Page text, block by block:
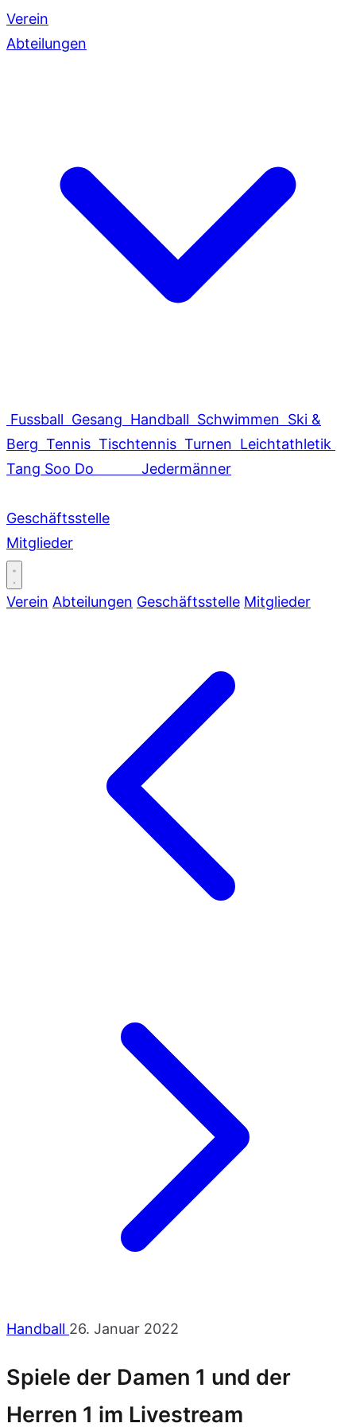
Verein
Abteilungen
Fussball Gesang Handball Schwimmen Ski &
Berg Tennis Tischtennis Turnen Leichtathletik
Tang Soo Do
Jedermänner
Geschäftsstelle
Mitglieder
Verein Abteilungen Geschäftsstelle Mitglieder
Handball 26. Januar 2022
Spiele der Damen 1 und der
Herren 1 im Livestream